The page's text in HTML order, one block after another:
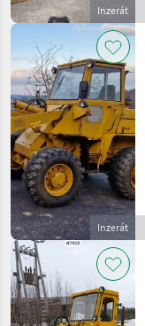
Celny
Hanomag
VYBRAT
KATEGORII
Hanomag
Caterpillar
Kramer
Liebherr
Inzerát
Inzerát